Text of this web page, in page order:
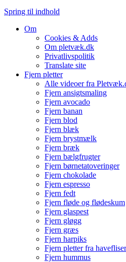
Spring til indhold
Om
Cookies & Adds
Om pletvæk.dk
Privatlivspolitik
Translate site
Fjern pletter
Alle videoer fra
Fjern ansigtsmaling
Fjern avocado
Fjern banan
Fjern blod
Fjern blæk
Fjern brystmælk
Fjern bræk
Fjern bælgfrugter
Fjern børnetatoveringer
Fjern chokolade
Fjern espresso
Fjern fedt
Fjern fløde og flødeskum
Fjern glaspest
Fjern gløgg
Fjern græs
Fjern harpiks
Fjern pletter fra
Fjern hummus